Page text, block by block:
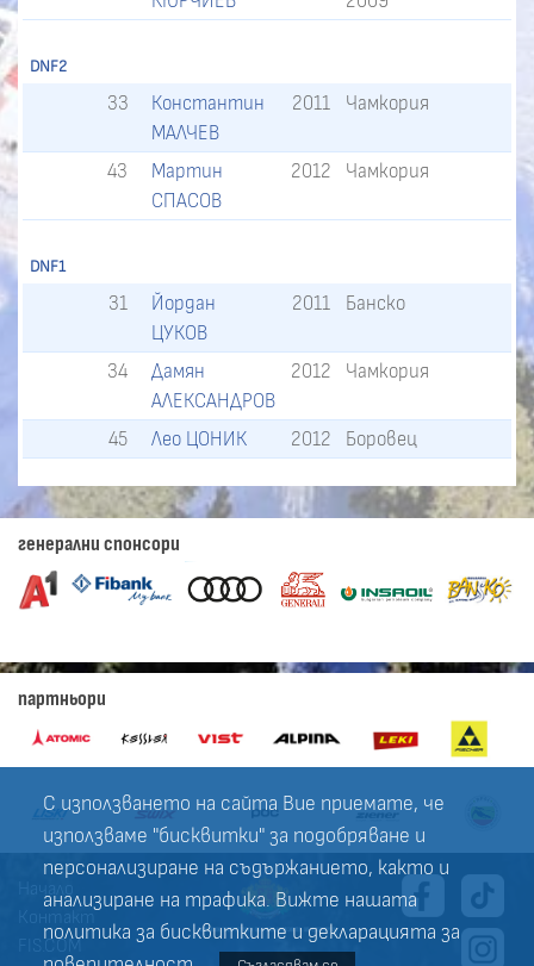
С използването на сайта Вие приемате, че
използваме "бисквитки" за подобряване и
персонализиране на съдържанието, както и
анализиране на трафика. Вижте нашата
политика за бисквитките и декларацията за
DNF2
33
Константин
МАЛЧЕВ
2011 Чамкория
43
Мартин
СПАСОВ
2012 Чамкория
DNF1
31
Йордан
ЦУКОВ
2011 Банско
34
Дамян
АЛЕКСАНДРОВ
2012 Чамкория
45 Лео ЦОНИК 2012 Боровец
генерални спонсори
партньори
Контакт
FIS.COM